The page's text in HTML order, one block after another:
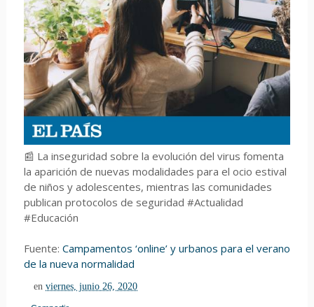
📰 La inseguridad sobre la evolución del virus fomenta
la aparición de nuevas modalidades para el ocio estival
de niños y adolescentes, mientras las comunidades
publican protocolos de seguridad #Actualidad
#Educación
Fuente: Campamentos ‘online’ y urbanos para el verano
de la nueva normalidad
enviernes, junio 26, 2020